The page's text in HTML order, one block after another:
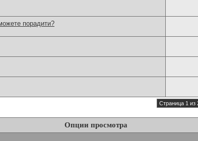
порадити?
Страница 1 из
Опции просмотра